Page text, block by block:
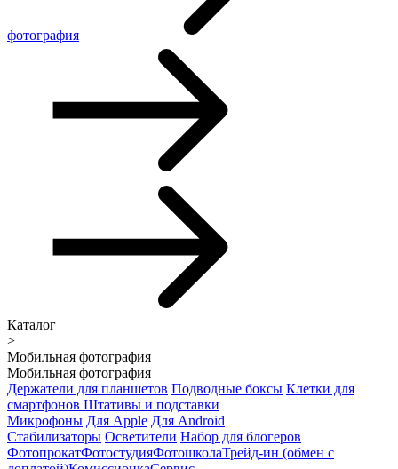
фотография
Каталог
>
Мобильная фотография
Мобильная фотография
Держатели для планшетов Подводные боксы Клетки для
смартфонов Штативы и подставки
Микрофоны Для Apple Для Android
Стабилизаторы Осветители Набор для блогеров
ФотопрокатФотостудияФотошколаТрейд-ин (обмен с